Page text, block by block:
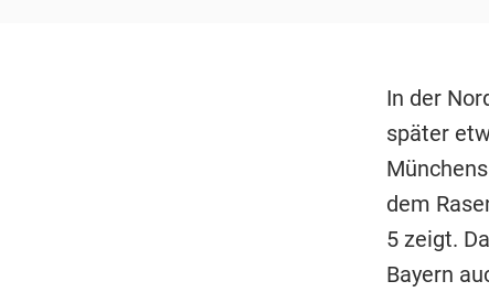
In der
später
dem
5 zeigt.
Bayern